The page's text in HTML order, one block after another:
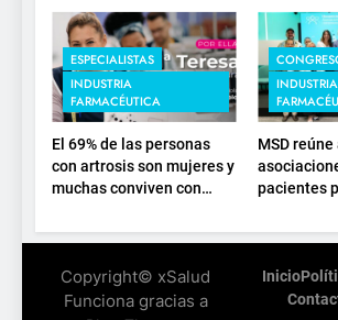
estratégica y
modernización para el
SNS
depósito
ESPECIALISTAS
INDUSTRIA
FARMACÉUTICA
El 69% de las personas
con artrosis son mujeres y
muchas conviven con
los 50, en plena etapa
INDUSTRIA
MSD
pacientes
presente y
Copyright© xSalud
Funciona gracias a
Inicio